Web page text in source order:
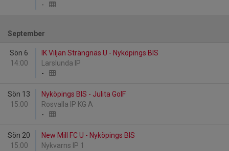
-
September
Sön 6
14:00
IK Viljan Strängnäs U - Nyköpings BIS
Larslunda IP
-
Sön 13
15:00
Nyköpings BIS - Julita GoIF
Rosvalla IP KG A
-
Sön 20
15:00
New Mill FC U - Nyköpings BIS
Nykvarns IP 1